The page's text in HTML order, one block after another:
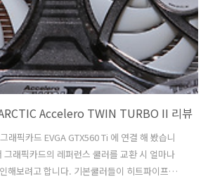
Accelero TWIN TURBO II 리뷰
래픽카드 EVGA GTX560 Ti 에 연결 해 봤습니
그래픽카드의 레퍼런스 쿨러를 교환 시 얼마나
해보려고 합니다. 기본쿨러들이 히트파이프가